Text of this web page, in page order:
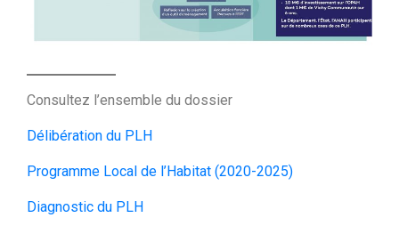
Consultez l’ensemble du dossier
Délibération du PLH
Programme Local de l’Habitat (2020-2025)
Diagnostic du PLH